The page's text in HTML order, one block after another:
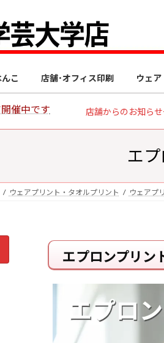
こ 店舗･オフィス印刷 ウェ
催中です 店舗からのお知ら
エ
ウェアプリント・タオルプリント ウェアプ
エプロンプリン